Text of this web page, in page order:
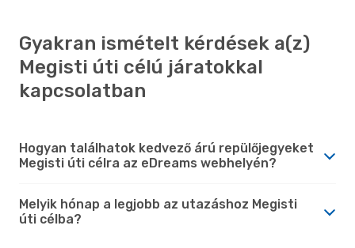
Gyakran ismételt kérdések a(z)
Megisti úti célú járatokkal
kapcsolatban
Hogyan találhatok kedvező árú repülőjegyeket
Megisti úti célra az eDreams webhelyén?
Melyik hónap a legjobb az utazáshoz Megisti
úti célba?